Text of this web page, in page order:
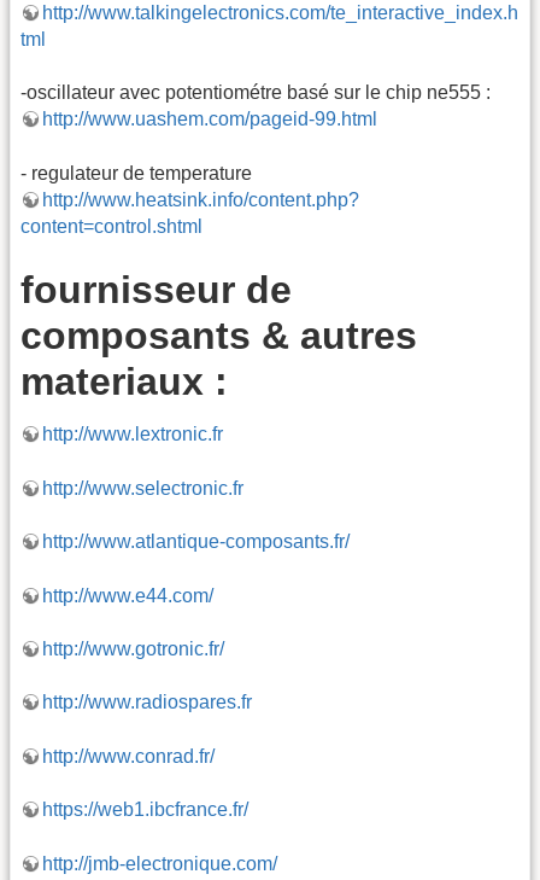
http://www.talkingelectronics.com/te_interactive_index.h
tml
-oscillateur avec potentiométre basé sur le chip ne555 :
http://www.uashem.com/pageid-99.html
- regulateur de temperature
http://www.heatsink.info/content.php?
content=control.shtml
fournisseur de
composants & autres
materiaux :
http://www.lextronic.fr
http://www.selectronic.fr
http://www.atlantique-composants.fr/
http://www.e44.com/
http://www.gotronic.fr/
http://www.radiospares.fr
http://www.conrad.fr/
https://web1.ibcfrance.fr/
http://jmb-electronique.com/